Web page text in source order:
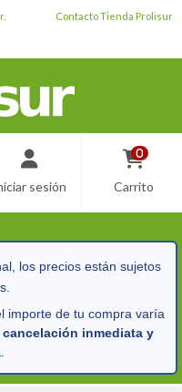
Contacto Tienda Prolisur
sesión
0
Carrito
los precios están sujetos
importe de tu compra varía
cancelación inmediata y
.